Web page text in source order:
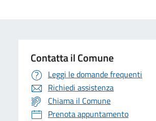
Contatta il Comune
Leggi le domande frequenti
Richiedi assistenza
Chiama il Comune
Prenota appuntamento